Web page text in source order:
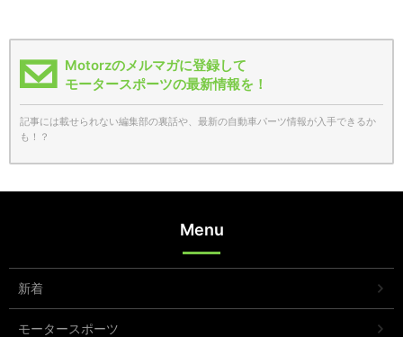
Motorzのメルマガに登録して
モータースポーツの最新情報を！
記事には載せられない編集部の裏話や、最新の自動車パーツ情報が入手できるか
も！？
Menu
新着
モータースポーツ